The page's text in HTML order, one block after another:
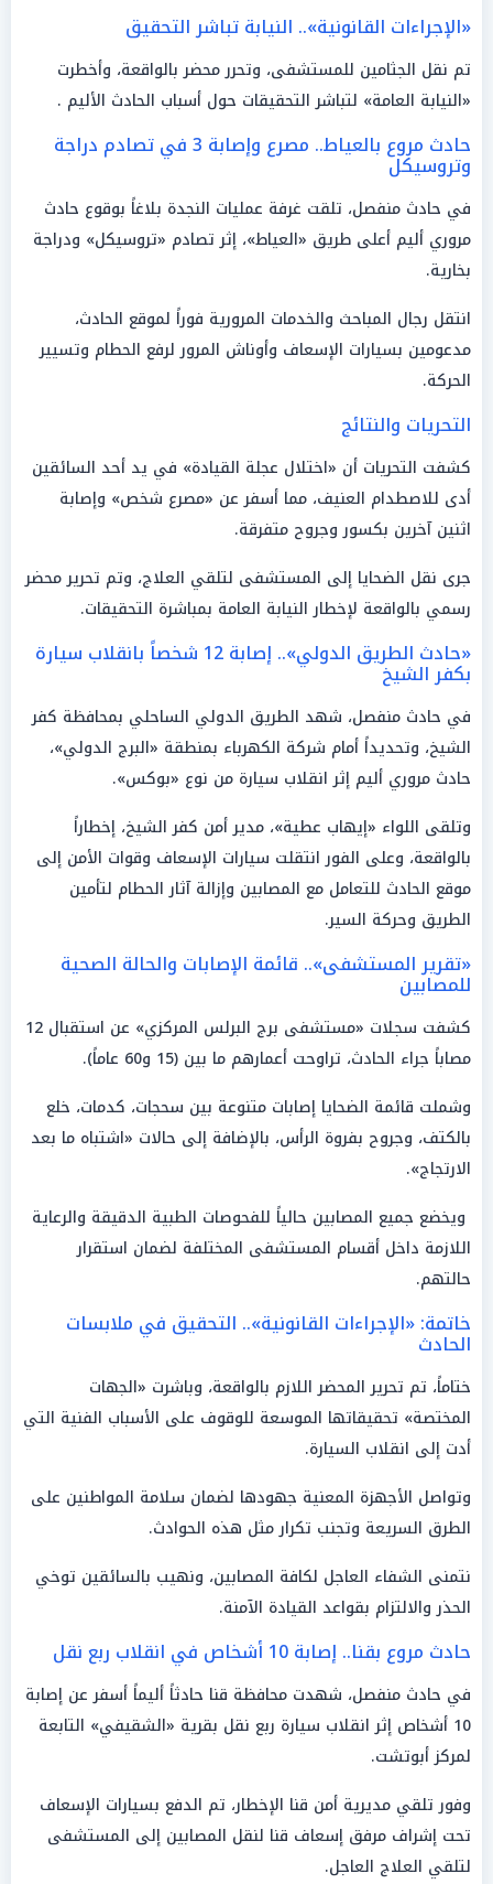
«الإجراءات القانونية».. النيابة تباشر التحقيق
تم نقل الجثامين للمستشفى، وتحرر محضر بالواقعة، وأخطرت
«النيابة العامة» لتباشر التحقيقات حول أسباب الحادث الأليم .
حادث مروع بالعياط.. مصرع وإصابة 3 في تصادم دراجة
وتروسيكل
في حادث منفصل، تلقت غرفة عمليات النجدة بلاغاً بوقوع حادث
مروري أليم أعلى طريق «العياط»، إثر تصادم «تروسيكل» ودراجة
بخارية.
انتقل رجال المباحث والخدمات المرورية فوراً لموقع الحادث،
مدعومين بسيارات الإسعاف وأوناش المرور لرفع الحطام وتسيير
الحركة.
التحريات والنتائج
كشفت التحريات أن «اختلال عجلة القيادة» في يد أحد السائقين
أدى للاصطدام العنيف، مما أسفر عن «مصرع شخص» وإصابة
اثنين آخرين بكسور وجروح متفرقة.
جرى نقل الضحايا إلى المستشفى لتلقي العلاج، وتم تحرير محضر
رسمي بالواقعة لإخطار النيابة العامة بمباشرة التحقيقات.
«حادث الطريق الدولي».. إصابة 12 شخصاً بانقلاب سيارة
بكفر الشيخ
في حادث منفصل، شهد الطريق الدولي الساحلي بمحافظة كفر
الشيخ، وتحديداً أمام شركة الكهرباء بمنطقة «البرج الدولي»،
حادث مروري أليم إثر انقلاب سيارة من نوع «بوكس».
وتلقى اللواء «إيهاب عطية»، مدير أمن كفر الشيخ، إخطاراً
بالواقعة، وعلى الفور انتقلت سيارات الإسعاف وقوات الأمن إلى
موقع الحادث للتعامل مع المصابين وإزالة آثار الحطام لتأمين
الطريق وحركة السير.
«تقرير المستشفى».. قائمة الإصابات والحالة الصحية
للمصابين
كشفت سجلات «مستشفى برج البرلس المركزي» عن استقبال 12
مصاباً جراء الحادث، تراوحت أعمارهم ما بين (15 و60 عاماً).
وشملت قائمة الضحايا إصابات متنوعة بين سحجات، كدمات، خلع
بالكتف، وجروح بفروة الرأس، بالإضافة إلى حالات «اشتباه ما بعد
الارتجاج».
ويخضع جميع المصابين حالياً للفحوصات الطبية الدقيقة والرعاية
اللازمة داخل أقسام المستشفى المختلفة لضمان استقرار
حالتهم.
خاتمة: «الإجراءات القانونية».. التحقيق في ملابسات
الحادث
ختاماً، تم تحرير المحضر اللازم بالواقعة، وباشرت «الجهات
المختصة» تحقيقاتها الموسعة للوقوف على الأسباب الفنية التي
أدت إلى انقلاب السيارة.
وتواصل الأجهزة المعنية جهودها لضمان سلامة المواطنين على
الطرق السريعة وتجنب تكرار مثل هذه الحوادث.
نتمنى الشفاء العاجل لكافة المصابين، ونهيب بالسائقين توخي
الحذر والالتزام بقواعد القيادة الآمنة.
حادث مروع بقنا.. إصابة 10 أشخاص في انقلاب ربع نقل
في حادث منفصل، شهدت محافظة قنا حادثاً أليماً أسفر عن إصابة
10 أشخاص إثر انقلاب سيارة ربع نقل بقرية «الشقيفي» التابعة
لمركز أبوتشت.
وفور تلقي مديرية أمن قنا الإخطار، تم الدفع بسيارات الإسعاف
تحت إشراف مرفق إسعاف قنا لنقل المصابين إلى المستشفى
لتلقي العلاج العاجل.